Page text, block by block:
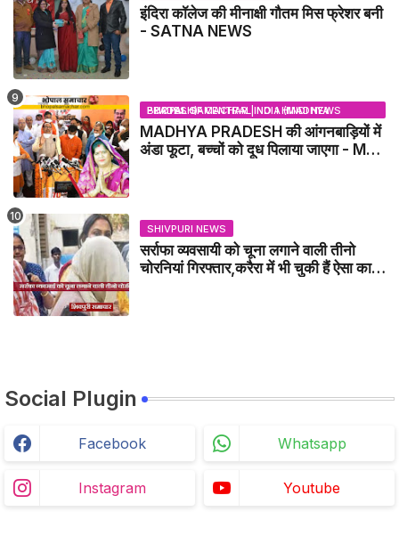
इंदिरा कॉलेज की मीनाक्षी गौतम मिस फ्रेशर बनी
- SATNA NEWS
BHOPAL SAMACHAR | NO 1 HINDI NEWS PORTAL OF CENTRAL INDIA (MADHYA PRADESH)
MADHYA PRADESH की आंगनबाड़ियों में
अंडा फूटा, बच्चों को दूध पिलाया जाएगा - MP
SHIVPURI NEWS
सर्राफा व्यवसायी को चूना लगाने वाली तीनो
चोरनियां गिरफ्तार,करैरा में भी चुकी हैं ऐसा काण्ड
Social Plugin
Facebook Whatsapp
Instagram Youtube